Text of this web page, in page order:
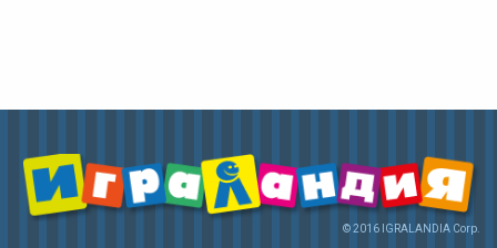
© 2016 IGRALANDIA Corp.